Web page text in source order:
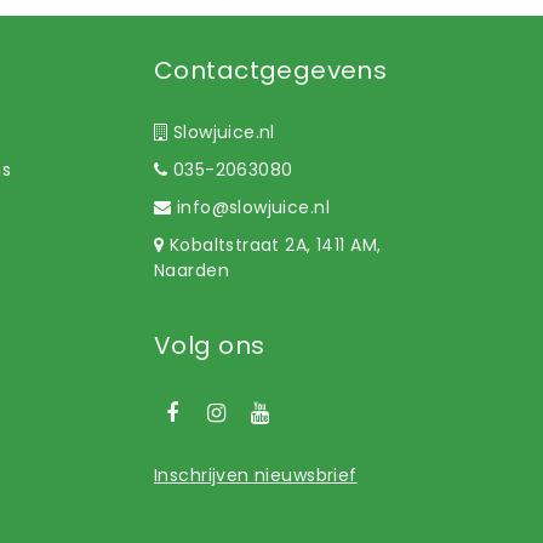
Contactgegevens
Slowjuice.nl
035-2063080
info@slowjuice.nl
Kobaltstraat 2A, 1411 AM,
Naarden
Volg ons
Inschrijven nieuwsbrief